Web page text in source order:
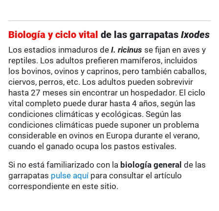
Biología y ciclo vital de las garrapatasIxodes
Los estadios inmaduros deI. ricinus se fijan en aves y
reptiles. Los adultos prefieren mamíferos, incluidos
los bovinos, ovinos y caprinos, pero también caballos,
ciervos, perros, etc. Los adultos pueden sobrevivir
hasta 27 meses sin encontrar un hospedador. El ciclo
vital completo puede durar hasta 4 años, según las
condiciones climáticas y ecológicas. Según las
condiciones climáticas puede suponer un problema
considerable en ovinos en Europa durante el verano,
cuando el ganado ocupa los pastos estivales.
Si no está familiarizado con la biología general de las
garrapatas pulse aquí para consultar el artículo
correspondiente en este sitio.